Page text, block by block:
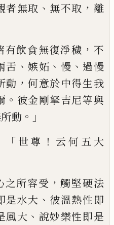
者無取 、 無不取 ， 離
有飲食無復淨穢 ， 不
舌 、嫉妬 、 慢 、 過慢
動 ，何意於中得生我
。 彼金剛拏吉尼等與
動 。」
「 世尊 ！ 云何五大
之所容受 ，觸堅硬法
是水大 、 彼溫熱性即
風大 、 說妙樂性即是